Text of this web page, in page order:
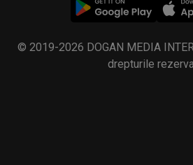
© 2019-2026 DOGAN MEDIA
drepturile